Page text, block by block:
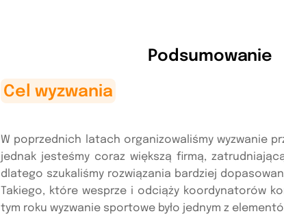
Podsumowanie
Cel wyzwania
W poprzednich latach organizowaliśmy wyzwanie
jednak jesteśmy coraz większą firmą,
dlatego szukaliśmy rozwiązania bardziej
Takiego, które wesprze i odciąży koordynatorów
tym roku wyzwanie sportowe było jednym z